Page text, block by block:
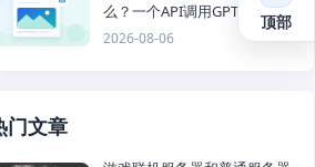
么？一个API调用GPT、
Claude、Gemini、DeepSeek
2026-08-06
门文章
顶部